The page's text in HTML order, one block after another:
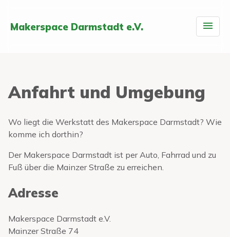
Makerspace Darmstadt e.V.
Anfahrt und Umgebung
Wo liegt die Werkstatt des Makerspace Darmstadt? Wie
komme ich dorthin?
Der Makerspace Darmstadt ist per Auto, Fahrrad und zu
Fuß über die Mainzer Straße zu erreichen.
Adresse
Makerspace Darmstadt e.V.
Mainzer Straße 74